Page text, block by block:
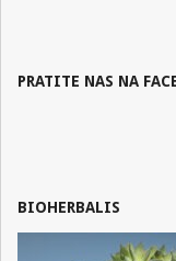
PRATITE NAS NA
BIOHERBALIS